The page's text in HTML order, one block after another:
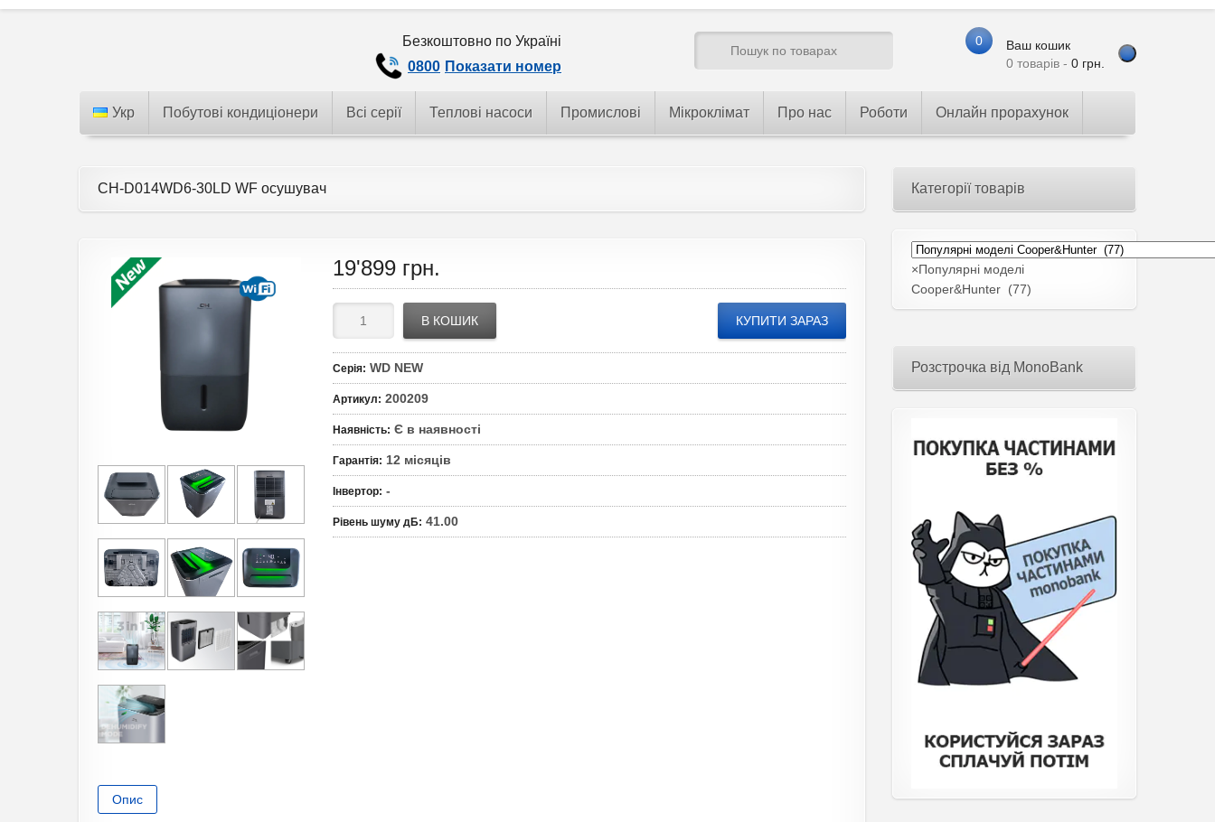
0
Ваш кошик
0 товарів - 0 грн.
Безкоштовно по Україні
0800 Показати номер
Укр Побутові кондиціонери Всі серії Теплові насоси Промислові Мікроклімат Про нас Роботи Онлайн прорахунок
CH-D014WD6-30LD WF осушувач
19'899 грн.
В КОШИК КУПИТИ ЗАРАЗ
Серія: WD NEW
Артикул: 200209
Наявність: Є в наявності
Гарантія: 12 місяців
Інвертор: -
Рівень шуму дБ: 41.00
Опис
Категорії товарів
×Популярні моделі
Cooper&Hunter (77)
Розстрочка від MonoBank